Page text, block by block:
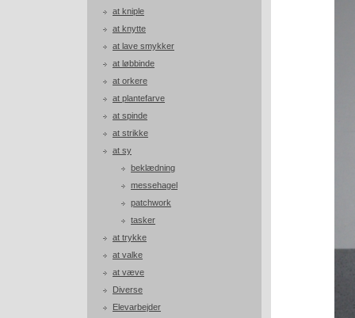
at kniple
at knytte
at lave smykker
at løbbinde
at orkere
at plantefarve
at spinde
at strikke
at sy
beklædning
messehagel
patchwork
tasker
at trykke
at valke
at væve
Diverse
Elevarbejder